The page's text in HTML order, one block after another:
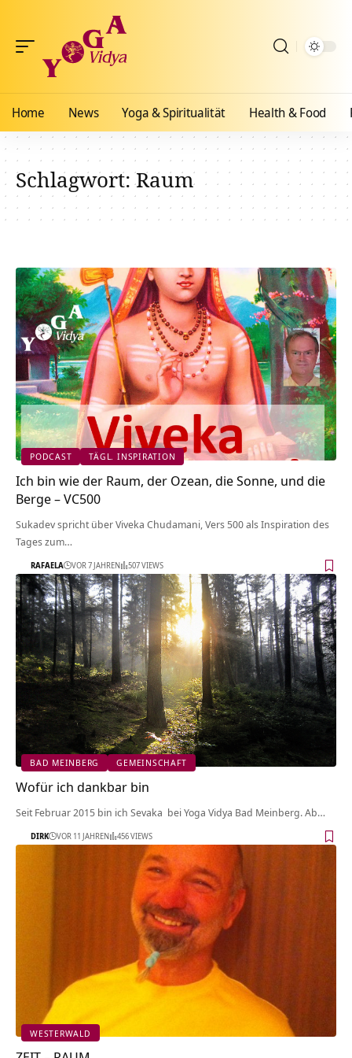
Home News Yoga & Spiritualität Health & Food
Schlagwort:Raum
PODCAST TÄGL. INSPIRATION
Ich bin wie der Raum, der Ozean, die Sonne, und die
Berge – VC500
Sukadev spricht über Viveka Chudamani, Vers 500 als Inspiration des
Tages zum…
RAFAELA VOR 7 JAHREN 507 VIEWS
BAD MEINBERG GEMEINSCHAFT
Wofür ich dankbar bin
Seit Februar 2015 bin ich Sevaka bei Yoga Vidya Bad Meinberg. Ab…
DIRK VOR 11 JAHREN 456 VIEWS
WESTERWALD